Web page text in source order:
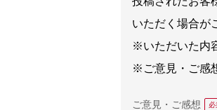
いただく場合が
※いただいた内
※ご意見・ご感
ご意見・ご感想